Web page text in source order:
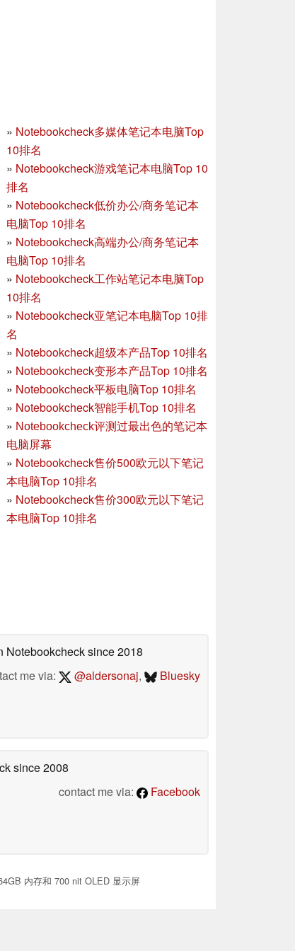
» Notebookcheck多媒体笔记本电脑Top
10排名
» Notebookcheck游戏笔记本电脑Top 10
排名
» Notebookcheck低价办公/商务笔记本
电脑Top 10排名
» Notebookcheck高端办公/商务笔记本
电脑Top 10排名
» Notebookcheck工作站笔记本电脑Top
10排名
» Notebookcheck亚笔记本电脑Top 10排
名
» Notebookcheck超级本产品Top 10排名
» Notebookcheck变形本产品Top 10排名
» Notebookcheck平板电脑Top 10排名
» Notebookcheck智能手机Top 10排名
» Notebookcheck评测过最出色的笔记本
电脑屏幕
» Notebookcheck售价500欧元以下笔记
本电脑Top 10排名
» Notebookcheck售价300欧元以下笔记
本电脑Top 10排名
Notebookchecksince 2018
me via:
@aldersonaj, Bluesky
since 2008
contact me via:
Facebook
内存和 700 nit OLED 显示屏